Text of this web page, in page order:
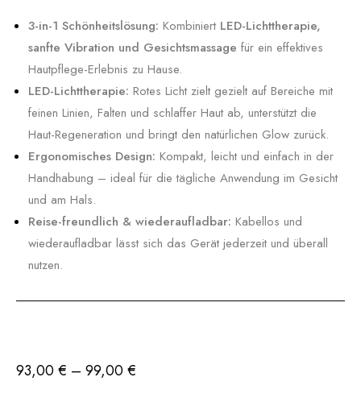
3-in-1 Schönheitslösung: Kombiniert LED-Lichttherapie,
sanfte Vibration und Gesichtsmassage für ein effektives
Hautpflege-Erlebnis zu Hause.
LED-Lichttherapie: Rotes Licht zielt gezielt auf Bereiche mit
feinen Linien, Falten und schlaffer Haut ab, unterstützt die
Haut-Regeneration und bringt den natürlichen Glow zurück.
Ergonomisches Design: Kompakt, leicht und einfach in der
Handhabung – ideal für die tägliche Anwendung im Gesicht
und am Hals.
Reise-freundlich & wiederaufladbar: Kabellos und
wiederaufladbar lässt sich das Gerät jederzeit und überall
nutzen.
93,00€ – 99,00€